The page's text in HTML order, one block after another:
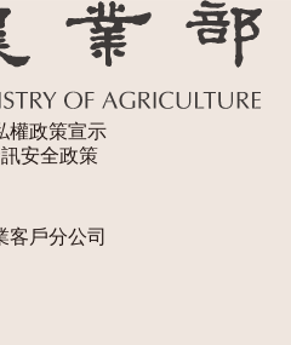
權政策宣示
安全政策
客戶分公司